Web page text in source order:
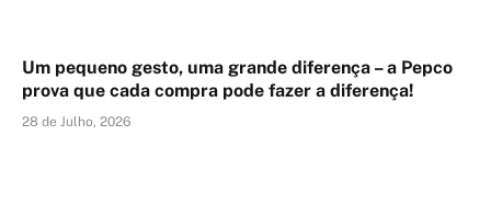
Um pequeno gesto, uma grande diferença – a Pepco
prova que cada compra pode fazer a diferença!
28 de Julho, 2026